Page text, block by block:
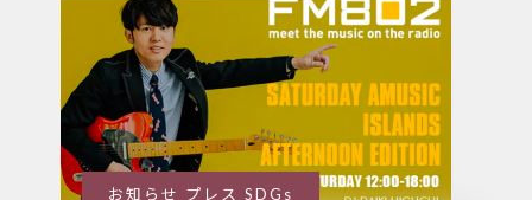
お知らせ プレス SDGs